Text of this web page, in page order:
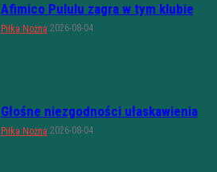
Afimico Pululu zagra w tym klubie
Piłka Nożna 2026-08-04
Głośne niezgodności ułaskawienia
Piłka Nożna 2026-08-04